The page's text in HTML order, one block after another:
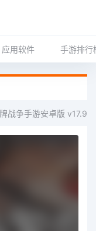
应用软件 手游排行
战争手游安卓版 v17.9